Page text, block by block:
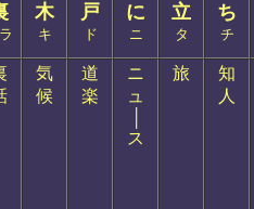
木
キ
戸
ド
に
ニ
立
タ
ち
チ
気
候
道
楽
ニ
ュ
ス
旅
知
人